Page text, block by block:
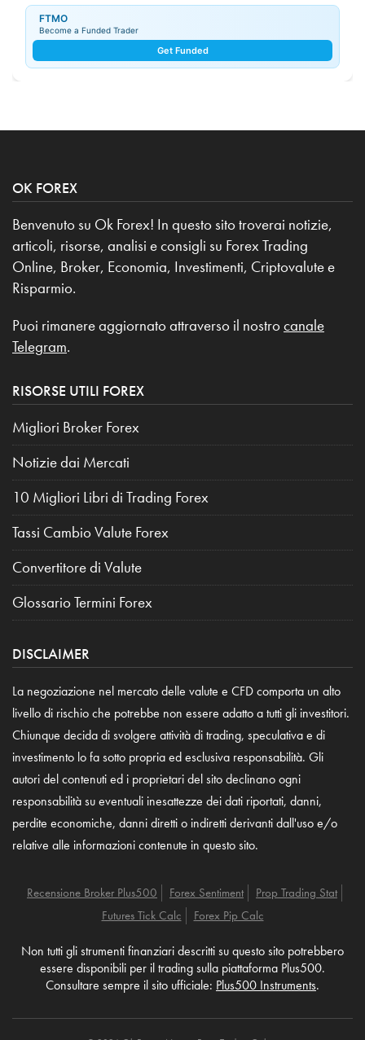
FTMO
Become a Funded Trader
Get Funded
OK FOREX
Benvenuto su Ok Forex! In questo sito troverai notizie,
articoli, risorse, analisi e consigli su Forex Trading
Online, Broker, Economia, Investimenti, Criptovalute e
Risparmio.
Puoi rimanere aggiornato attraverso il nostro canale
Telegram.
RISORSE UTILI FOREX
Migliori Broker Forex
Notizie dai Mercati
10 Migliori Libri di Trading Forex
Tassi Cambio Valute Forex
Convertitore di Valute
Glossario Termini Forex
DISCLAIMER
La negoziazione nel mercato delle valute e CFD comporta un alto
livello di rischio che potrebbe non essere adatto a tutti gli investitori.
Chiunque decida di svolgere attività di trading, speculativa e di
investimento lo fa sotto propria ed esclusiva responsabilità. Gli
autori del contenuti ed i proprietari del sito declinano ogni
responsabilità su eventuali inesattezze dei dati riportati, danni,
perdite economiche, danni diretti o indiretti derivanti dall'uso e/o
relative alle informazioni contenute in questo sito.
Recensione Broker Plus500 Forex Sentiment
Prop Trading Stat
Futures Tick Calc
Forex Pip Calc
Non tutti gli strumenti finanziari descritti su questo sito potrebbero
essere disponibili per il trading sulla piattaforma Plus500.
Consultare sempre il sito ufficiale: Plus500 Instruments.